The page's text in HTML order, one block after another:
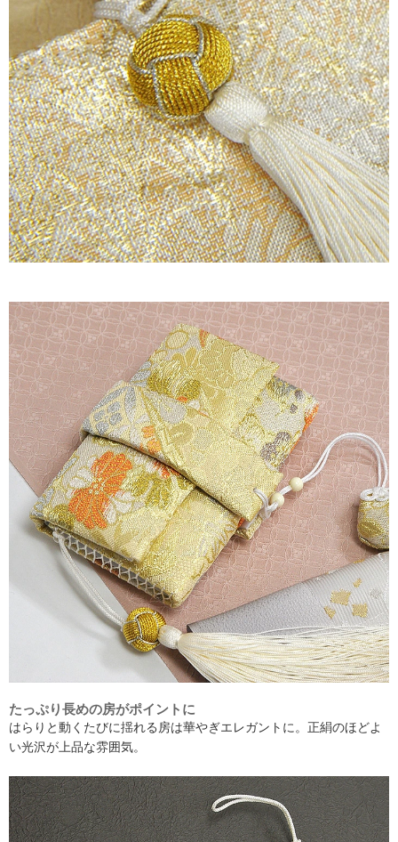
たっぷり長めの房がポイントに
はらりと動くたびに揺れる房は華やぎエレガントに。正絹のほどよ
い光沢が上品な雰囲気。